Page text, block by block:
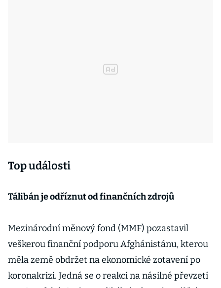
Top události
Tálibán je odříznut od finančních zdrojů
Mezinárodní měnový fond (MMF) pozastavil
veškerou finanční podporu Afghánistánu, kterou
měla země obdržet na ekonomické zotavení po
koronakrizi. Jedná se o reakci na násilné převzetí